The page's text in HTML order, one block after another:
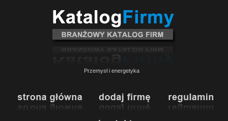
Przemysł i energetyka